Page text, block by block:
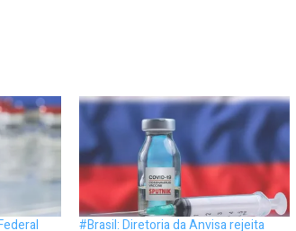
#Brasil: Diretoria da Anvisa rejeita